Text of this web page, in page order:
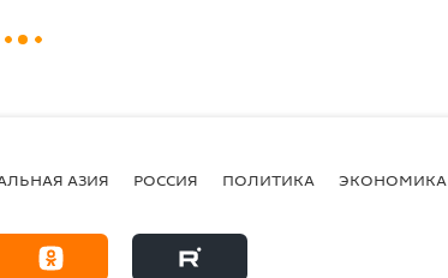
АЗИЯ РОССИЯ ПОЛИТИКА ЭКОНОМИКА